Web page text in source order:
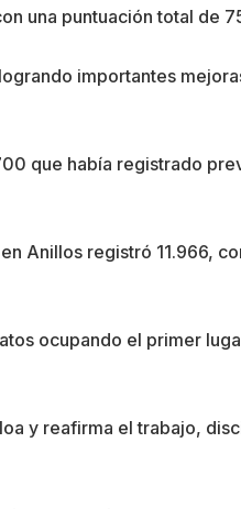
una puntuación total de
importantes
que había registrado
Anillos registró 11.966,
ocupando el primer
y reafirma el trabajo,